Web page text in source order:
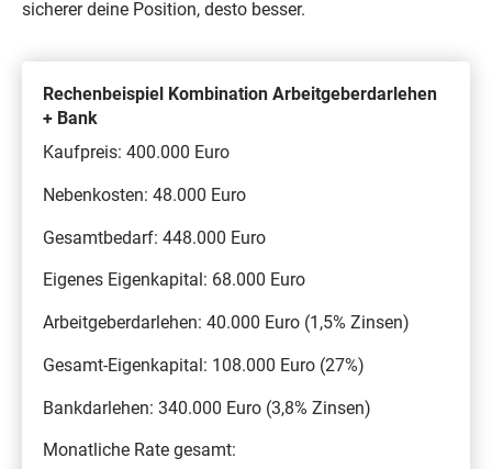
sicherer deine Position, desto besser.
Rechenbeispiel Kombination Arbeitgeberdarlehen
+ Bank
Kaufpreis: 400.000 Euro
Nebenkosten: 48.000 Euro
Gesamtbedarf: 448.000 Euro
Eigenes Eigenkapital: 68.000 Euro
Arbeitgeberdarlehen: 40.000 Euro (1,5% Zinsen)
Gesamt-Eigenkapital: 108.000 Euro (27%)
Bankdarlehen: 340.000 Euro (3,8% Zinsen)
Monatliche Rate gesamt: